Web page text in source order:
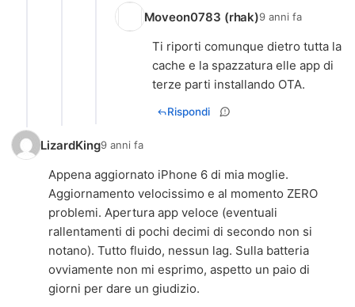
Moveon0783 (rhak)9 anni fa
Ti riporti comunque dietro tutta la
cache e la spazzatura elle app di
terze parti installando OTA.
Rispondi
LizardKing9 anni fa
Appena aggiornato iPhone 6 di mia moglie.
Aggiornamento velocissimo e al momento ZERO
problemi. Apertura app veloce (eventuali
rallentamenti di pochi decimi di secondo non si
notano). Tutto fluido, nessun lag. Sulla batteria
ovviamente non mi esprimo, aspetto un paio di
giorni per dare un giudizio.